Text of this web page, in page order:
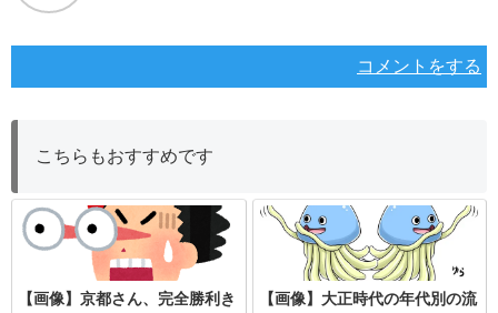
コメントをする
こちらもおすすめです
【画像】京都さん、完全勝利き
【画像】大正時代の年代別の流